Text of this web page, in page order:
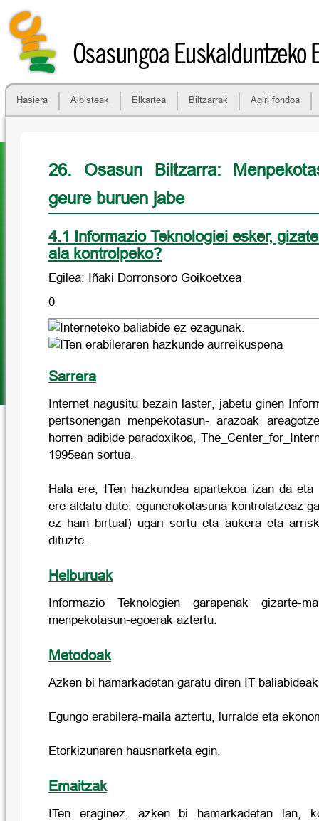
Osasungoa Euskalduntzeko
Hasiera Albisteak Elkartea Biltzarrak Agiri fondoa
26. Osasun Biltzarra:
geure buruen jabe
4.1 Informazio Teknologiei esker,
ala kontrolpeko?
Egilea: Iñaki Dorronsoro Goikoetxea
0
Sarrera
Internet nagusitu bezain laster, jabetu ginen
pertsonengan menpekotasun- arazoak
horren adibide paradoxikoa,
1995ean sortua.
Hala ere, ITen hazkundea apartekoa izan da eta
ere aldatu dute: egunerokotasuna kontrolatzeaz
ez hain birtual) ugari sortu eta aukera eta
dituzte.
Helburuak
Informazio Teknologien garapenak gizarte-
menpekotasun-egoerak aztertu.
Metodoak
Azken bi hamarkadetan garatu diren IT
Egungo erabilera-maila aztertu, lurralde eta
Etorkizunaren hausnarketa egin.
Emaitzak
ITen eraginez, azken bi hamarkadetan lan,